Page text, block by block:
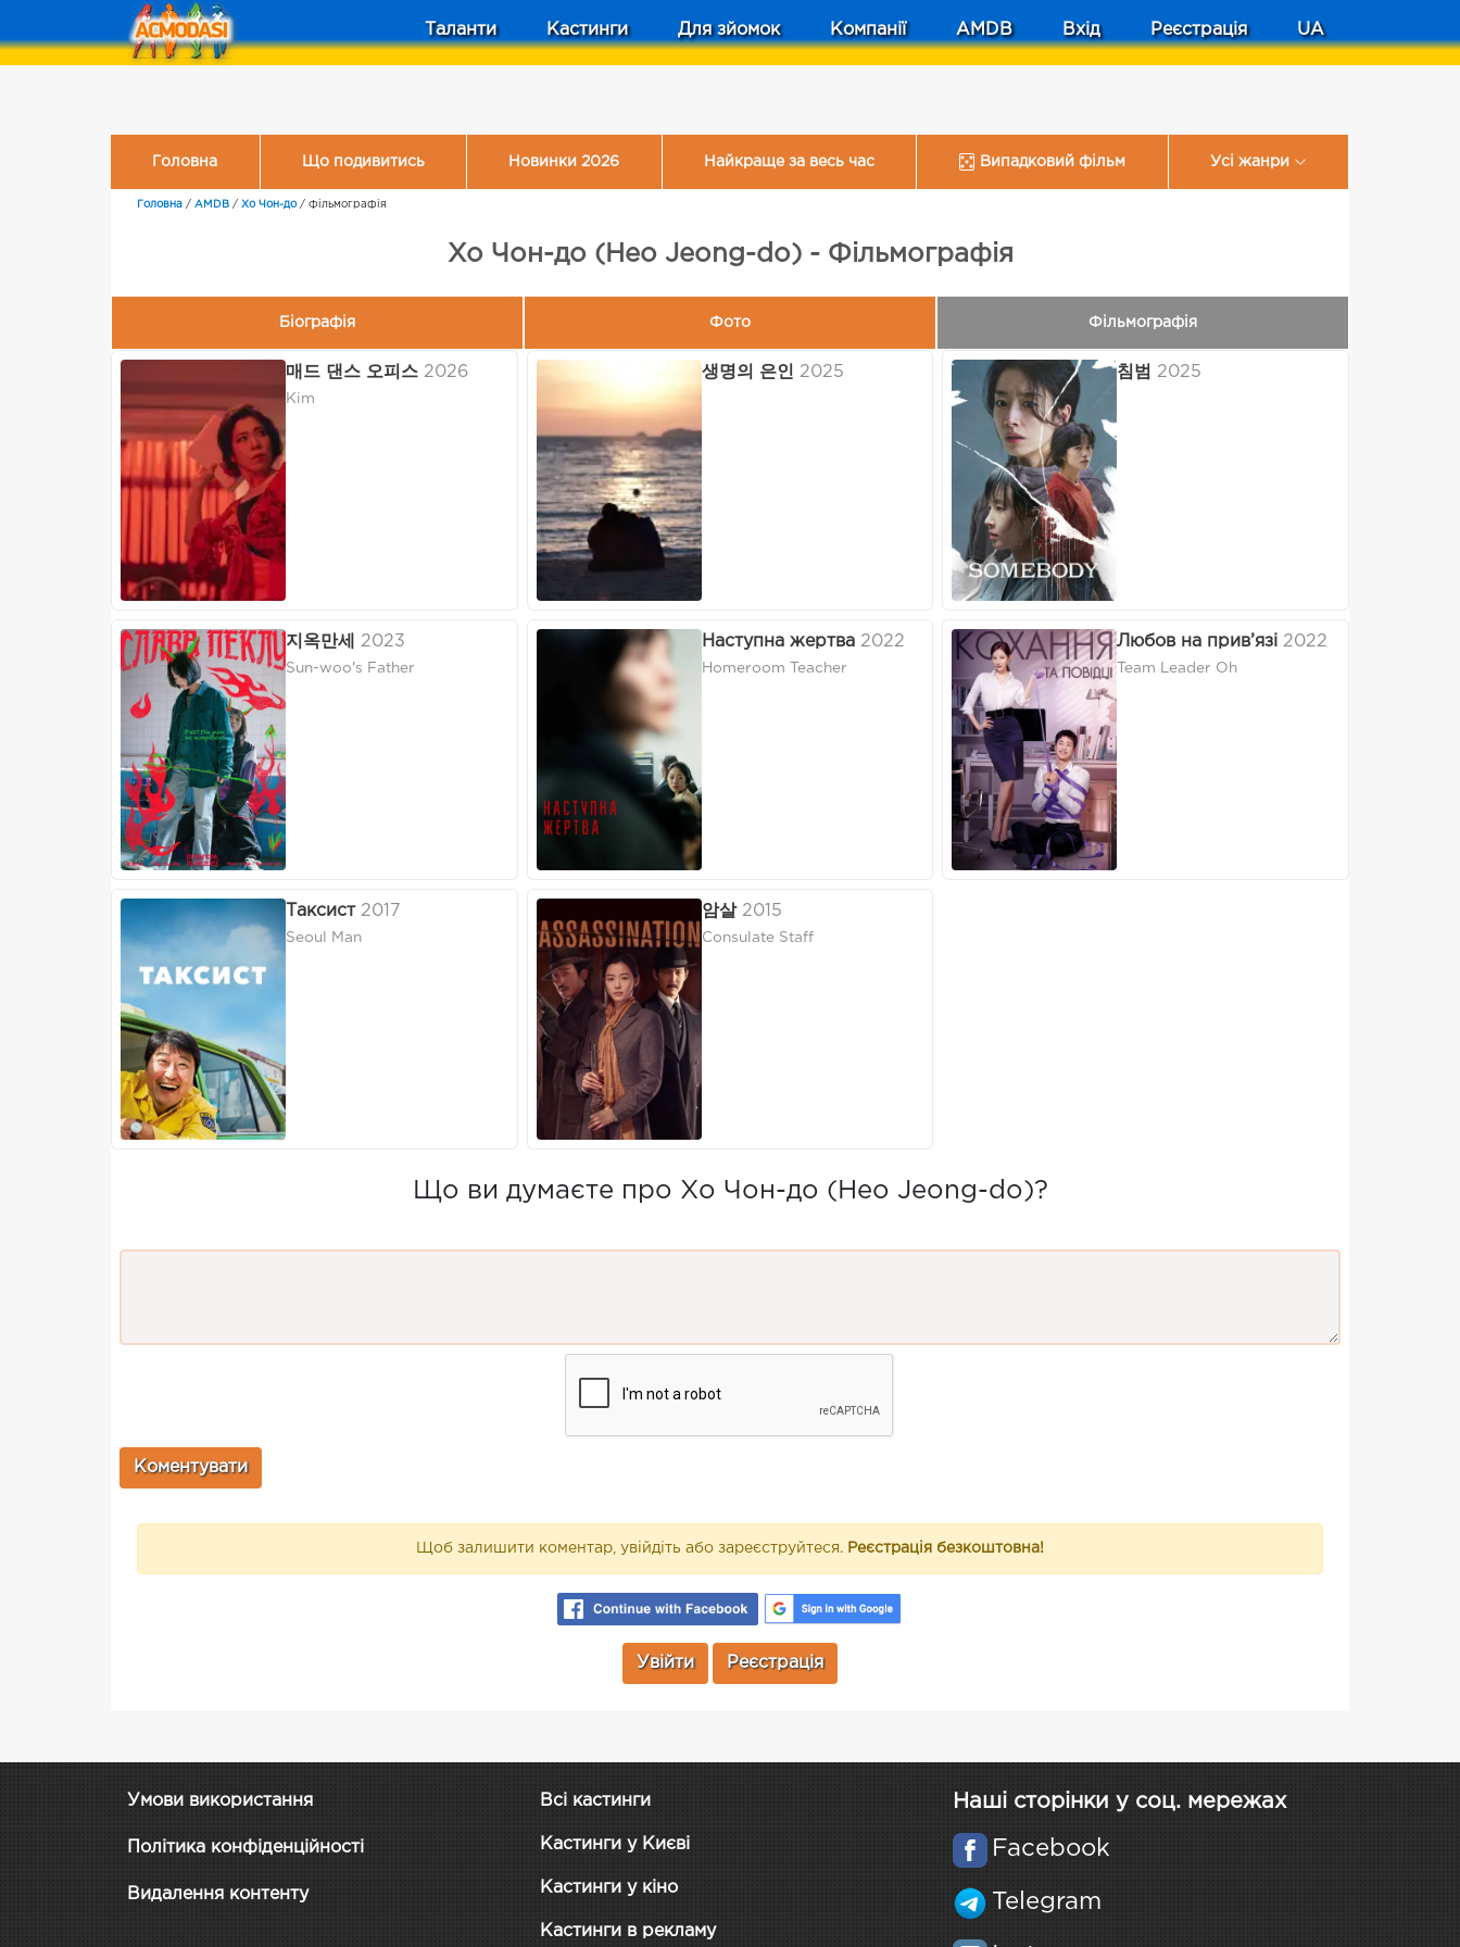
Таланти Кастинги Для зйомок Компанії AMDB Вхід Реєстрація UA
Головна Що подивитись Новинки 2026 Найкраще за весь час Випадковий фільм Усі жанри
Головна / AMDB / Хо Чон-до/ Фільмографія
Хо Чон-до (Heo Jeong-do) - Фільмографія
Біографія Фото Фільмографія
매드 댄스 오피스 2026
Kim
생명의 은인 2025 침범 2025
지옥만세 2023
Sun-woo's Father
Наступна жертва 2022
Homeroom Teacher
Любов на прив’язі 2022
Team Leader Oh
Таксист 2017
Seoul Man
암살 2015
Consulate Staff
Що ви думаєте про Хо Чон-до (Heo Jeong-do)?
Щоб залишити коментар, увійдіть або зареєструйтеся. Реєстрація безкоштовна!
Увійти Реєстрація
Умови використання
Політика конфіденційності
Видалення контенту
Всі кастинги
Кастинги у Києві
Кастинги у кіно
Кастинги в рекламу
Наші сторінки у соц. мережах
Facebook
Telegram